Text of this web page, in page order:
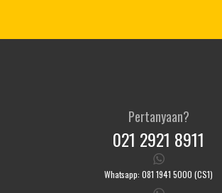
Pertanyaan?
021 2921 8911
Whatsapp: 081 1941 5000 (CS1)